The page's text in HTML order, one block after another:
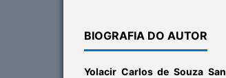
BIOGRAFIA DO AUTOR
Yolacir Carlos de Souza